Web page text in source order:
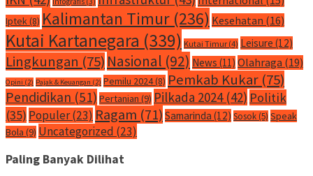
Iptek(8) Kalimantan Timur (236) Kesehatan (16)
Kutai Kartanegara (339) Kutai Timur (4) Leisure (12)
Lingkungan (75) Nasional (92) News (11) Olahraga (19)
Opini (2) Pajak & Keuangan (2) Pemilu 2024(8) Pemkab Kukar (75)
Pendidikan (51) Pertanian (9) Pilkada 2024(42) Politik
(35) Populer(23) Ragam (71) Samarinda (12) Sosok(5) Speak
Bola (9) Uncategorized (23)
Paling Banyak Dilihat